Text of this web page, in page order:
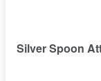
Silver Spoon